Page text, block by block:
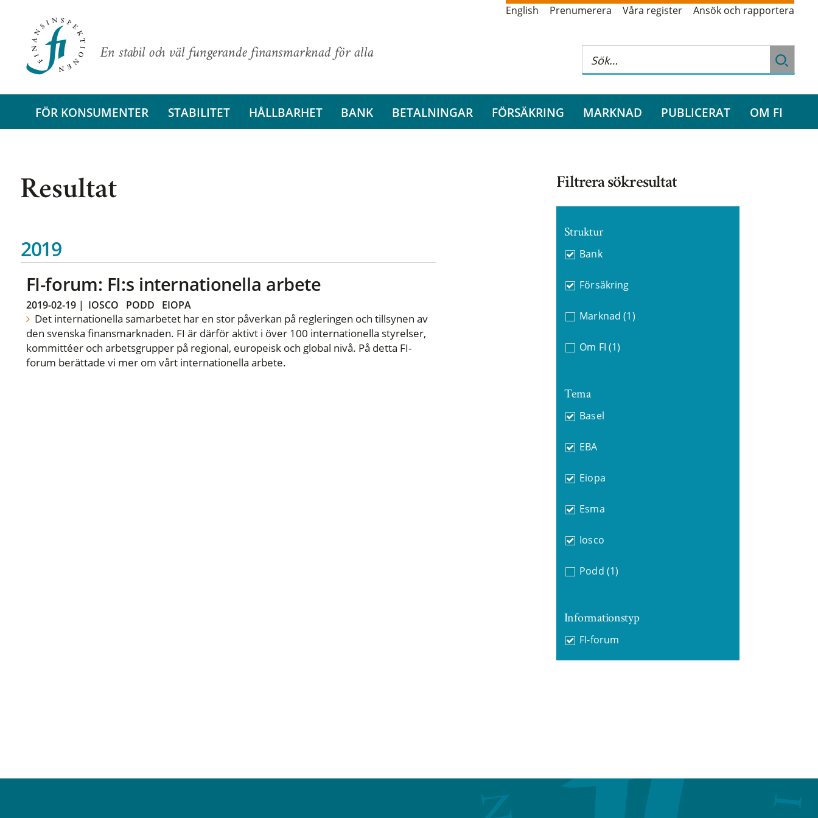
En stabil och väl fungerande finansmarknad för alla
English Prenumerera Våra register Ansök och rapportera
FÖR KONSUMENTER STABILITET HÅLLBARHET BANK BETALNINGAR FÖRSÄKRING MARKNAD PUBLICERAT OM FI
Resultat
2019
FI-forum: FI:s internationella arbete
2019-02-19| IOSCO PODD EIOPA
Det internationella samarbetet har en stor påverkan på regleringen och tillsynen av
den svenska finansmarknaden. FI är därför aktivt i över 100 internationella styrelser,
kommittéer och arbetsgrupper på regional, europeisk och global nivå. På detta FI-
forum berättade vi mer om vårt internationella arbete.
Filtrera sökresultat
Struktur
Bank
Försäkring
Marknad (1)
Om FI (1)
Tema
Basel
EBA
Eiopa
Esma
Iosco
Podd (1)
Informationstyp
FI-forum